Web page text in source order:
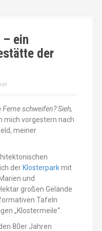
– ein
der
Ferne schweifen? Sieh,
mich vorgestern nach
meiner
der Klosterparkmit
und
großen Gelände
Tafeln
„Klostermeile“.
80er Jahren